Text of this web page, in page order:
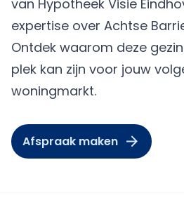
van Hypotheek Visie
expertise over Achtse
Ontdek waarom deze
plek kan zijn voor jouw
woningmarkt.
Afspraak maken